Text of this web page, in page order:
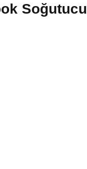
Soğutucu